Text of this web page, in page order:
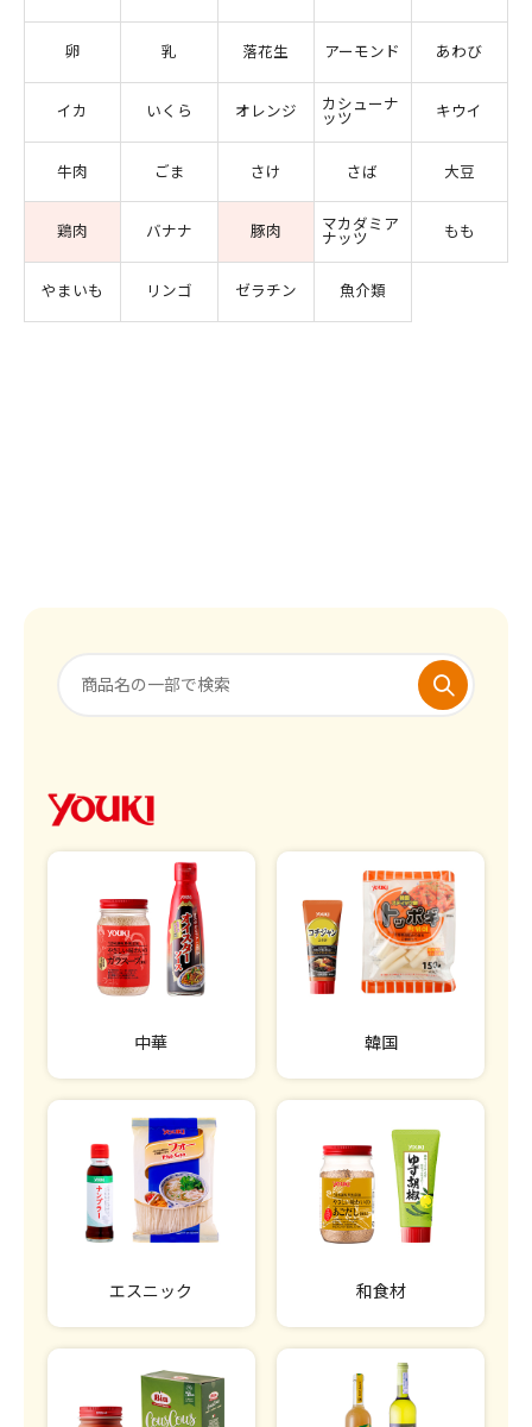
卵 乳 落花生 アーモンド あわび
イカ いくら オレンジ
カシューナ
ッツ
キウイ
牛肉 ごま さけ さば 大豆
鶏肉 バナナ 豚肉
マカダミア
ナッツ
もも
やまいも リンゴ ゼラチン 魚介類
中華 韓国
エスニック 和食材